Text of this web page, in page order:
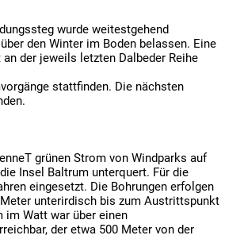
wurde weitestgehend
den Winter im Boden belassen. Eine
der jeweils letzten Dalbeder Reihe
stattfinden. Die nächsten
grünen Strom von Windparks auf
Insel Baltrum unterquert. Für die
eingesetzt. Die Bohrungen erfolgen
unterirdisch bis zum Austrittspunkt
Watt war über einen
der etwa 500 Meter von der